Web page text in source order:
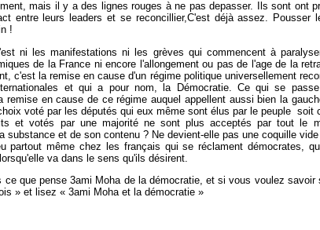
mais il y a des lignes rouges à ne pas depasser.
Ils sont ont
entre leurs leaders et se reconcillier,C'est déjà assez. Pousser
!
ni les manifestations ni les grèves qui commencent à
de la France ni encore l'allongement ou pas de l'age de la
c'est la remise en cause d'un régime politique universellement
et qui a pour nom, la Démocratie. Ce qui se
remise en cause de ce régime auquel appellent aussi bien la
voté par les députés qui eux même sont élus par le peuple soit
et votés par une majorité ne sont plus acceptés par tout le
substance et de son contenu ? Ne devient-elle pas une coquille vide
partout même chez les français qui se réclament démocrates,
va dans le sens qu'ils désirent.
ce que pense 3ami Moha de la démocratie, et si vous voulez
» et lisez « 3ami Moha et la démocratie »